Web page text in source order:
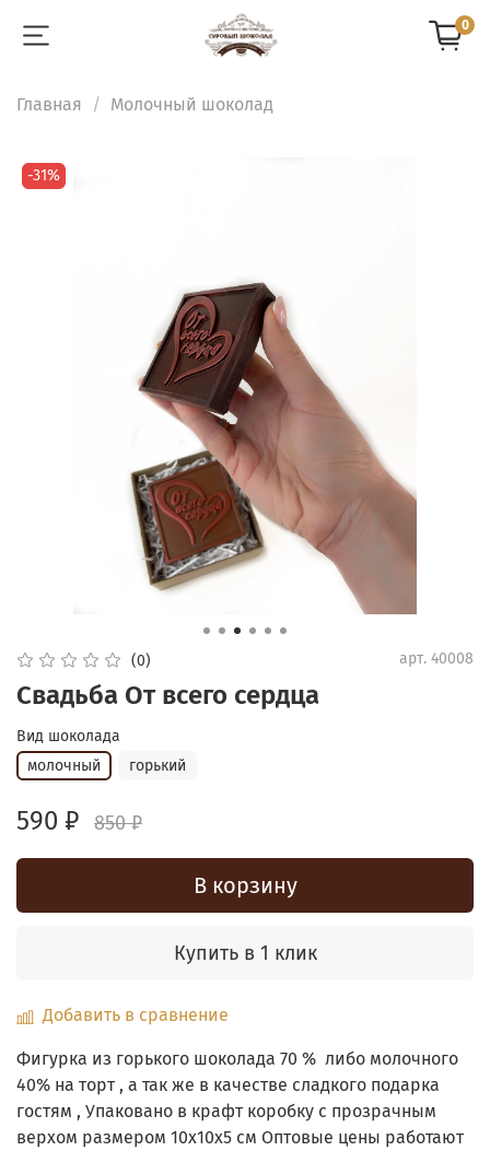
0
Главная Молочный шоколад
-31%
(0) арт. 40008
Свадьба От всего сердца
Вид шоколада
молочный
горький
590 ₽ 850 ₽
В корзину
Купить в 1 клик
Добавить в сравнение
Фигурка из горького шоколада 70 % либо молочного
40% на торт , а так же в качестве сладкого подарка
гостям , Упаковано в крафт коробку с прозрачным
верхом размером 10х10х5 см Оптовые цены работают